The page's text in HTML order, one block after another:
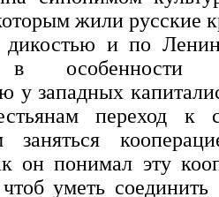
жили русские
и по
в особенности
у западных
переход к
заняться
он понимал эту
уметь